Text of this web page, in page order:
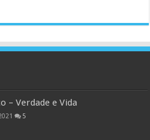
– Verdade e Vida
5